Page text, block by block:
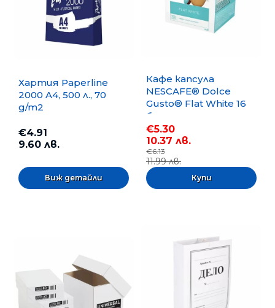
Хартия Paperline
2000 A4, 500 л., 70
g/m2
€4.91
9.60 лв.
Виж детайли
Кафе капсула
NESCAFE® Dolce
Gusto® Flat White 16
бр.
€5.30
10.37 лв.
€6.13
11.99 лв.